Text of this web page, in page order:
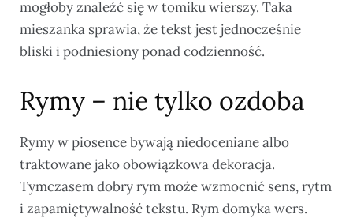
mogłoby znaleźć się w tomiku wierszy. Taka
mieszanka sprawia, że tekst jest jednocześnie
bliski i podniesiony ponad codzienność.
Rymy – nie tylko ozdoba
Rymy w piosence bywają niedoceniane albo
traktowane jako obowiązkowa dekoracja.
Tymczasem dobry rym może wzmocnić sens, rytm
i zapamiętywalność tekstu. Rym domyka wers.